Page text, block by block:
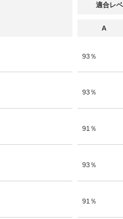
適合レ
A
93％
93％
91％
93％
91％